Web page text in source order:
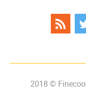
2018 ©